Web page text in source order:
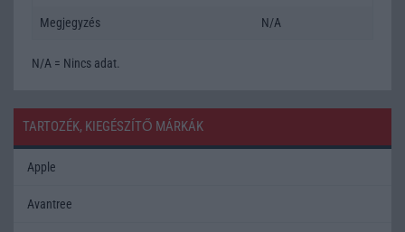
Megjegyzés N/A
N/A = Nincs adat.
TARTOZÉK, KIEGÉSZÍTŐ MÁRKÁK
Apple
Avantree